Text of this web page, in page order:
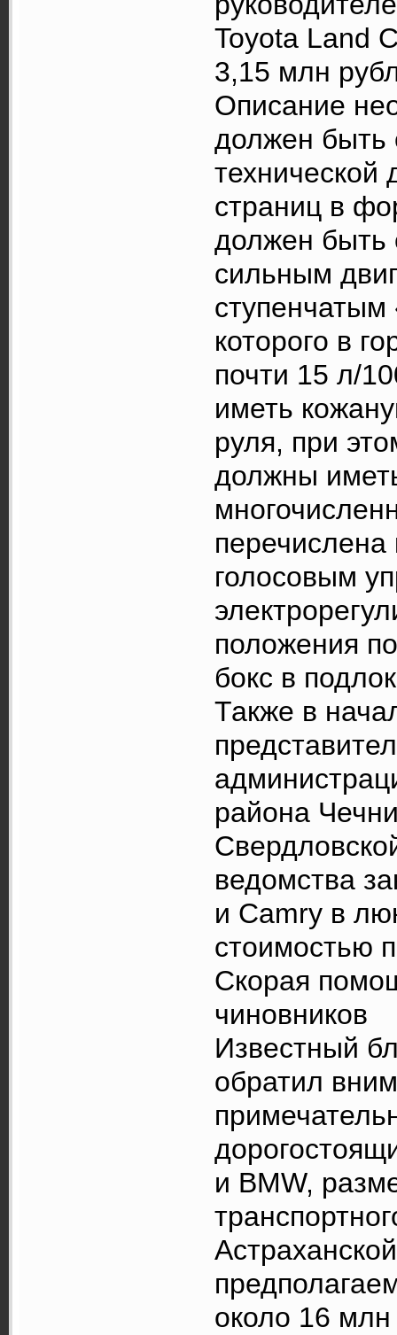
Toyota Land
3,15 млн
Описание
должен быть
технической
страниц в
должен быть
сильным
ступенчатым
которого в
почти 15 л/
иметь
руля, при
должны
голосовым
положения
бокс в
Также в
района
ведомства
и Camry в
стоимостью
Скорая
чиновников
Известный
обратил
и BMW,
около 16